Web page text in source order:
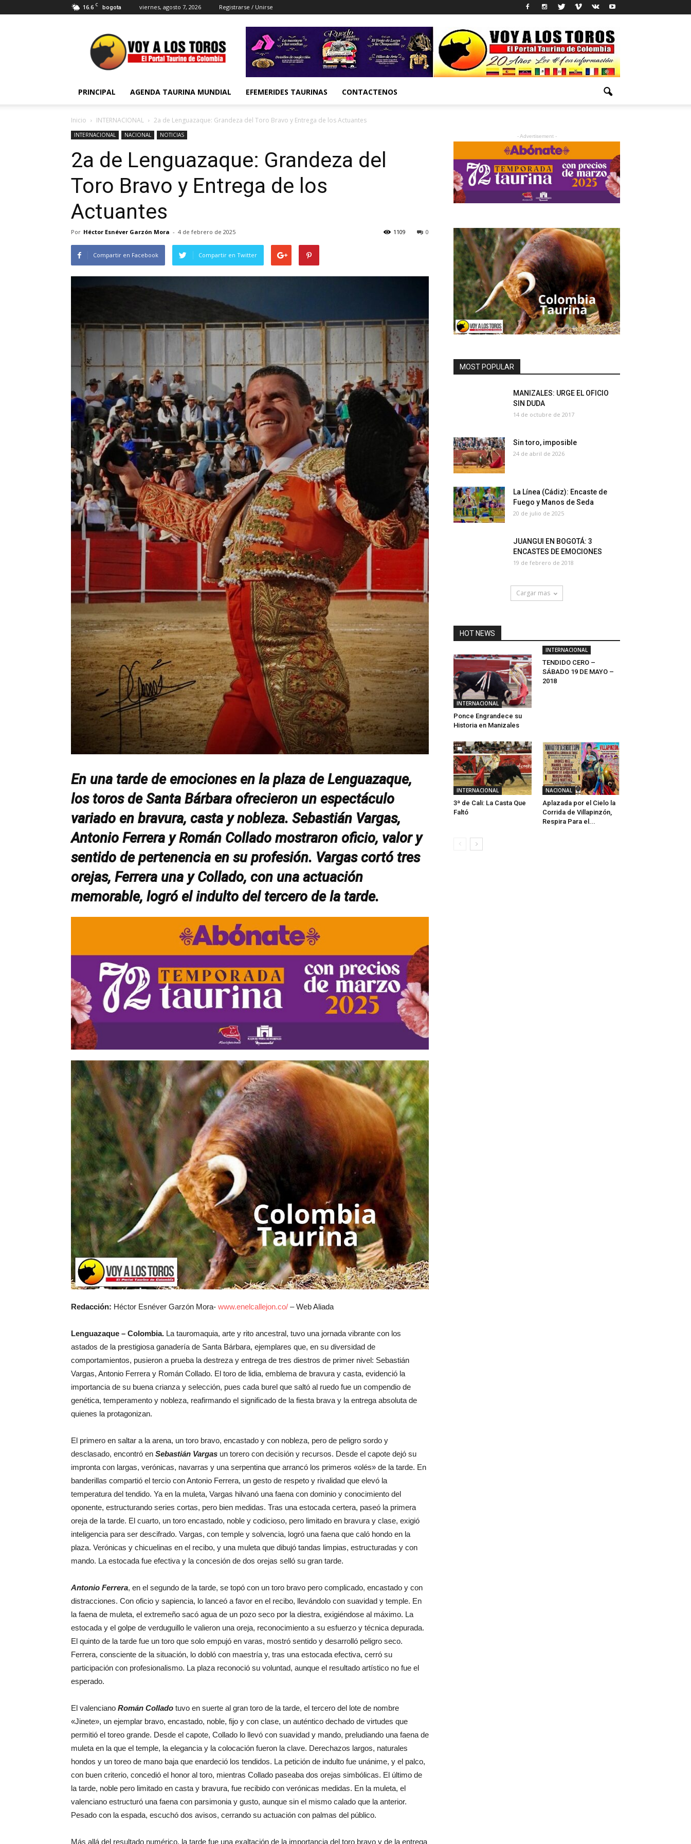
16.6 C bogota viernes, agosto 7, 2026 Registrarse / Unirse
Voy
a
Los
Toros
PRINCIPAL AGENDA TAURINA MUNDIAL EFEMERIDES TAURINAS CONTACTENOS
Inicio INTERNACIONAL 2a de Lenguazaque: Grandeza del Toro Bravo y Entrega de los Actuantes
INTERNACIONAL NACIONAL NOTICIAS
2a de Lenguazaque: Grandeza del
Toro Bravo y Entrega de los
Actuantes
Por Héctor Esnéver Garzón Mora - 4 de febrero de 2025 0
1109
Compartir en Facebook Compartir en Twitter
En una tarde de emociones en la plaza de Lenguazaque,
los toros de Santa Bárbara ofrecieron un espectáculo
variado en bravura, casta y nobleza. Sebastián Vargas,
Antonio Ferrera y Román Collado mostraron oficio, valor y
sentido de pertenencia en su profesión. Vargas cortó tres
orejas, Ferrera una y Collado, con una actuación
memorable, logró el indulto del tercero de la tarde.
Redacción: Héctor Esnéver Garzón Mora- www.enelcallejon.co/ – Web Aliada
Lenguazaque – Colombia. La tauromaquia, arte y rito ancestral, tuvo una jornada vibrante con los
astados de la prestigiosa ganadería de Santa Bárbara, ejemplares que, en su diversidad de
comportamientos, pusieron a prueba la destreza y entrega de tres diestros de primer nivel: Sebastián
Vargas, Antonio Ferrera y Román Collado. El toro de lidia, emblema de bravura y casta, evidenció la
importancia de su buena crianza y selección, pues cada burel que saltó al ruedo fue un compendio de
genética, temperamento y nobleza, reafirmando el significado de la fiesta brava y la entrega absoluta de
quienes la protagonizan.
El primero en saltar a la arena, un toro bravo, encastado y con nobleza, pero de peligro sordo y
desclasado, encontró en Sebastián Vargas un torero con decisión y recursos. Desde el capote dejó su
impronta con largas, verónicas, navarras y una serpentina que arrancó los primeros «olés» de la tarde. En
banderillas compartió el tercio con Antonio Ferrera, un gesto de respeto y rivalidad que elevó la
temperatura del tendido. Ya en la muleta, Vargas hilvanó una faena con dominio y conocimiento del
oponente, estructurando series cortas, pero bien medidas. Tras una estocada certera, paseó la primera
oreja de la tarde. El cuarto, un toro encastado, noble y codicioso, pero limitado en bravura y clase, exigió
inteligencia para ser descifrado. Vargas, con temple y solvencia, logró una faena que caló hondo en la
plaza. Verónicas y chicuelinas en el recibo, y una muleta que dibujó tandas limpias, estructuradas y con
mando. La estocada fue efectiva y la concesión de dos orejas selló su gran tarde.
Antonio Ferrera, en el segundo de la tarde, se topó con un toro bravo pero complicado, encastado y con
distracciones. Con oficio y sapiencia, lo lanceó a favor en el recibo, llevándolo con suavidad y temple. En
la faena de muleta, el extremeño sacó agua de un pozo seco por la diestra, exigiéndose al máximo. La
estocada y el golpe de verduguillo le valieron una oreja, reconocimiento a su esfuerzo y técnica depurada.
El quinto de la tarde fue un toro que solo empujó en varas, mostró sentido y desarrolló peligro seco.
Ferrera, consciente de la situación, lo dobló con maestría y, tras una estocada efectiva, cerró su
participación con profesionalismo. La plaza reconoció su voluntad, aunque el resultado artístico no fue el
esperado.
El valenciano Román Collado tuvo en suerte al gran toro de la tarde, el tercero del lote de nombre
«Jinete», un ejemplar bravo, encastado, noble, fijo y con clase, un auténtico dechado de virtudes que
permitió el toreo grande. Desde el capote, Collado lo llevó con suavidad y mando, preludiando una faena de
muleta en la que el temple, la elegancia y la colocación fueron la clave. Derechazos largos, naturales
hondos y un toreo de mano baja que enardeció los tendidos. La petición de indulto fue unánime, y el palco,
con buen criterio, concedió el honor al toro, mientras Collado paseaba dos orejas simbólicas. El último de
la tarde, noble pero limitado en casta y bravura, fue recibido con verónicas medidas. En la muleta, el
valenciano estructuró una faena con parsimonia y gusto, aunque sin el mismo calado que la anterior.
Pesado con la espada, escuchó dos avisos, cerrando su actuación con palmas del público.
Más allá del resultado numérico, la tarde fue una exaltación de la importancia del toro bravo y de la entrega
- Advertisement -
MOST POPULAR
MANIZALES: URGE EL OFICIO
SIN DUDA
14 de octubre de 2017
Sin toro, imposible
24 de abril de 2026
La Línea (Cádiz): Encaste de
Fuego y Manos de Seda
20 de julio de 2025
JUANGUI EN BOGOTÁ: 3
ENCASTES DE EMOCIONES
19 de febrero de 2018
Cargar mas
HOT NEWS
INTERNACIONAL
Ponce Engrandece su
Historia en Manizales
INTERNACIONAL
TENDIDO CERO –
SÁBADO 19 DE MAYO –
2018
INTERNACIONAL
3ª de Cali: La Casta Que
Faltó
NACIONAL
Aplazada por el Cielo la
Corrida de Villapinzón,
Respira Para el...